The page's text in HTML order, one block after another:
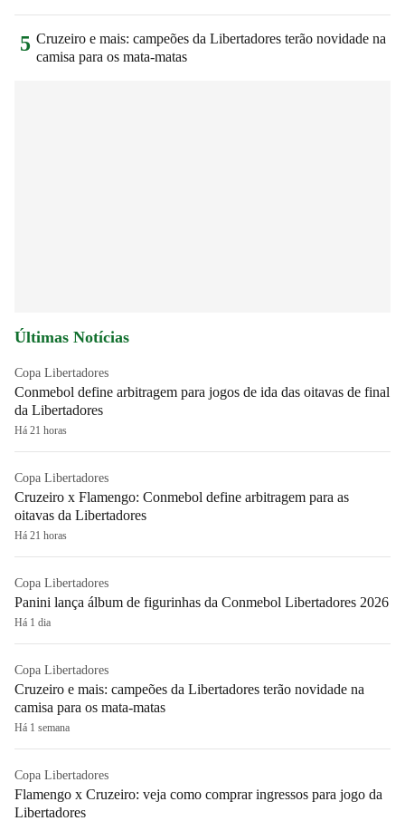
5 Cruzeiro e mais: campeões da Libertadores terão novidade na
camisa para os mata-matas
Últimas Notícias
Copa Libertadores
Conmebol define arbitragem para jogos de ida das oitavas de final
da Libertadores
Há 21 horas
Copa Libertadores
Cruzeiro x Flamengo: Conmebol define arbitragem para as
oitavas da Libertadores
Há 21 horas
Copa Libertadores
Panini lança álbum de figurinhas da Conmebol Libertadores 2026
Há 1 dia
Copa Libertadores
Cruzeiro e mais: campeões da Libertadores terão novidade na
camisa para os mata-matas
Há 1 semana
Copa Libertadores
Flamengo x Cruzeiro: veja como comprar ingressos para jogo da
Libertadores